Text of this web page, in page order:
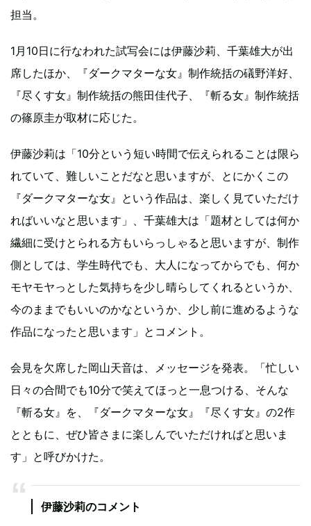
担当。
1月10日に行なわれた試写会には伊藤沙莉、千葉雄大が出
席したほか、『ダークマターな女』制作統括の礒野洋好、
『尽くす女』制作統括の熊田佳代子、『斬る女』制作統括
の篠原圭が取材に応じた。
伊藤沙莉は「10分という短い時間で伝えられることは限ら
れていて、難しいことだなと思いますが、とにかくこの
『ダークマターな女』という作品は、楽しく見ていただけ
ればいいなと思います」、千葉雄大は「題材としては何か
繊細に受けとられる方もいらっしゃると思いますが、制作
側としては、学生時代でも、大人になってからでも、何か
モヤモヤっとした気持ちを少し晴らしてくれるというか、
今のままでもいいのかなというか、少し前に進めるような
作品になったと思います」とコメント。
会見を欠席した岡山天音は、メッセージを発表。「忙しい
日々の合間でも10分で笑えてほっと一息つける、そんな
『斬る女』を、『ダークマターな女』『尽くす女』の2作
とともに、ぜひ皆さまに楽しんでいただければと思いま
す」と呼びかけた。
伊藤沙莉のコメント